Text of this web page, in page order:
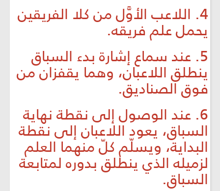
4. اللاعب الأوَّل من كلا الفريقين
يحمل علم فريقه.
5. عند سماع إشارة بدء السباق
ينطلق اللاعبان، وهما يقفزان من
فوق الصناديق.
6. عند الوصول إلى نقطة نهاية
السباق، يعود اللاعبان إلى نقطة
البداية، ويسلّم كلّ منهما العلم
لزميله الذي ينطلق بدوره لمتابعة
السباق.